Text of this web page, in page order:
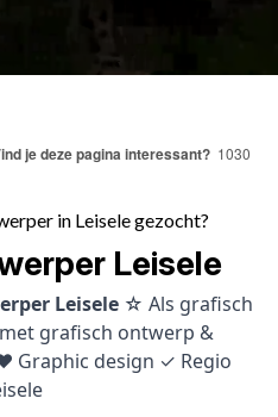
je deze pagina interessant? 1030
in Leisele gezocht?
Leisele
Leisele ☆ Als grafisch
grafisch ontwerp &
Graphic design ✓ Regio